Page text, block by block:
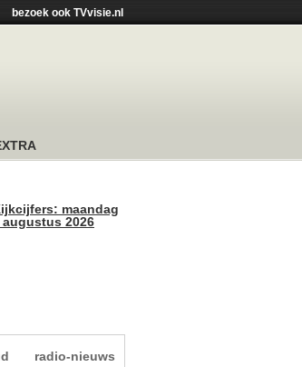
bezoek ook TVvisie.nl
maandag
augustus 2026
radio-nieuws